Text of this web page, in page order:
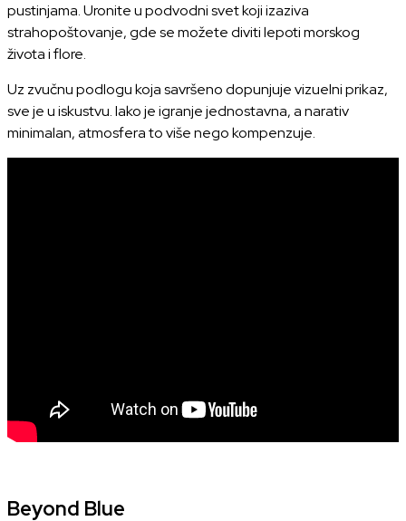
pustinjama. Uronite u podvodni svet koji izaziva
strahopoštovanje, gde se možete diviti lepoti morskog
života i flore.
Uz zvučnu podlogu koja savršeno dopunjuje vizuelni prikaz,
sve je u iskustvu. Iako je igranje jednostavna, a narativ
minimalan, atmosfera to više nego kompenzuje.
Beyond Blue